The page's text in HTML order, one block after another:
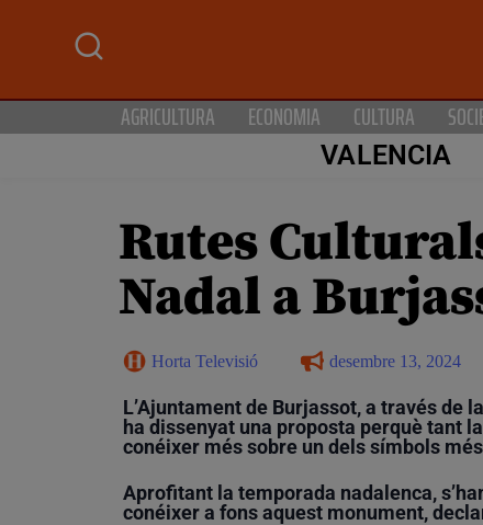
AGRICULTURA ECONOMIA CULTURA
VALENCIA
Rutes
Nadal a
Horta Televisió desembre 13, 2024
L’Ajuntament de Burjassot, a través de la
ha dissenyat una proposta perquè tant
conéixer més sobre un dels símbols
Aprofitant la temporada nadalenca,
conéixer a fons aquest monument,